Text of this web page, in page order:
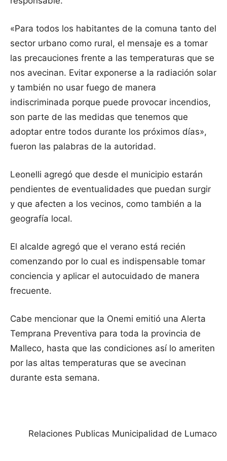
«Para todos los habitantes de la comuna tanto del
sector urbano como rural, el mensaje es a tomar
las precauciones frente a las temperaturas que se
nos avecinan. Evitar exponerse a la radiación solar
y también no usar fuego de manera
indiscriminada porque puede provocar incendios,
son parte de las medidas que tenemos que
adoptar entre todos durante los próximos días»,
fueron las palabras de la autoridad.
Leonelli agregó que desde el municipio estarán
pendientes de eventualidades que puedan surgir
y que afecten a los vecinos, como también a la
geografía local.
El alcalde agregó que el verano está recién
comenzando por lo cual es indispensable tomar
conciencia y aplicar el autocuidado de manera
frecuente.
Cabe mencionar que la Onemi emitió una Alerta
Temprana Preventiva para toda la provincia de
Malleco, hasta que las condiciones así lo ameriten
por las altas temperaturas que se avecinan
durante esta semana.
Relaciones Publicas Municipalidad de Lumaco